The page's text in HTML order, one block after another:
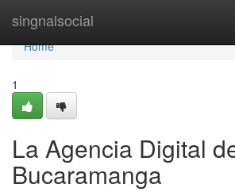
singnalsocial
Home
Home
1
La Agencia Digital
Bucaramanga